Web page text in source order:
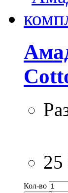
25
Кол-во